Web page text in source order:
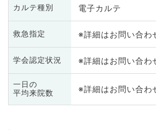
カルテ種別 電子カルテ
救急指定 ※詳細はお問い合わ
学会認定状況 ※詳細はお問い合わ
一日の
平均来院数
※詳細はお問い合わ